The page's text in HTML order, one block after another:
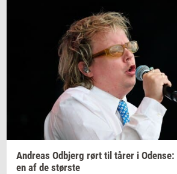
An­dreas Od­b­jerg rørt til tårer i Oden­se:
en af de stør­ste